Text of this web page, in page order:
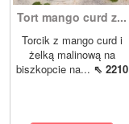
Tort mango curd z...
Torcik z mango curd i
żelką malinową na
biszkopcie na... ⇖ 2210